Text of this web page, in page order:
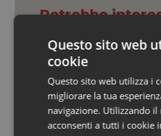
Quotidiano Oncologia
Quotidiano Pediatria
Rene & patologie
Potrebbe
Spallanzani:
comprendere il
Regione
Questo sito web
cookie
Questo sito web utilizza i
migliorare la tua
navigazione. Utilizzando
acconsenti a tutti i cookie